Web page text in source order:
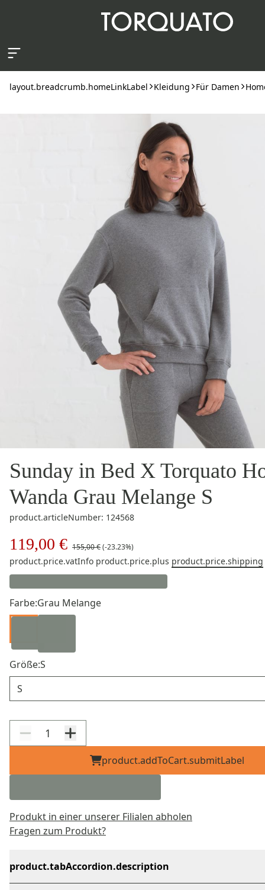
layout.breadcrumb.homeLinkLabel Kleidung Für Damen
Sunday in Bed X Torquato
Wanda Grau Melange S
product.articleNumber: 124568
119,00 € 155,00 €(-23.23%)
product.price.vatInfo product.price.plus product.price.shipping
Farbe:Grau Melange
Größe:S
product.addToCart.submitLabel
Produkt in einer unserer Filialen abholen
Fragen zum Produkt?
product.tabAccordion.description